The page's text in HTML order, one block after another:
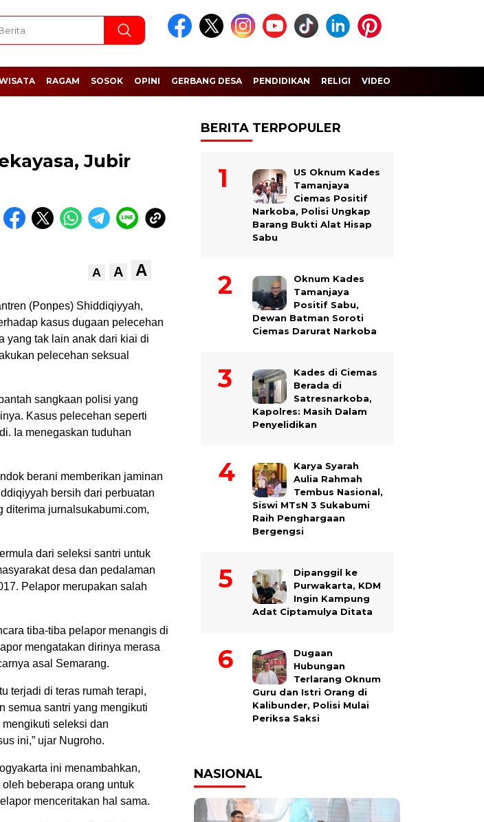
RAGAM SOSOK OPINI GERBANG DESA PENDIDIKAN RELIGI VIDEO
Jubir
A A A
(Ponpes) Shiddiqiyyah,
kasus dugaan pelecehan
yang tak lain anak dari kiai di
pelecehan seksual
sangkaan polisi yang
Kasus pelecehan seperti
Ia menegaskan tuduhan
berani memberikan jaminan
bersih dari perbuatan
diterima jurnalsukabumi.com,
dari seleksi santri untuk
desa dan pedalaman
Pelapor merupakan salah
tiba-tiba pelapor menangis di
mengatakan dirinya merasa
asal Semarang.
terjadi di teras rumah terapi,
semua santri yang mengikuti
seleksi dan
ini,” ujar Nugroho.
ini menambahkan,
beberapa orang untuk
menceritakan hal sama.
BERITA TERPOPULER
US Oknum Kades
Tamanjaya
Ciemas Positif
Narkoba, Polisi Ungkap
Barang Bukti Alat Hisap
Sabu
Oknum Kades
Tamanjaya
Positif Sabu,
Dewan Batman Soroti
Ciemas Darurat Narkoba
Kades di Ciemas
Berada di
Satresnarkoba,
Kapolres: Masih Dalam
Penyelidikan
Karya Syarah
Aulia Rahmah
Tembus Nasional,
Siswi MTsN 3 Sukabumi
Raih Penghargaan
Bergengsi
Dipanggil ke
Purwakarta, KDM
Ingin Kampung
Adat Ciptamulya Ditata
Dugaan
Hubungan
Terlarang Oknum
Guru dan Istri Orang di
Kalibunder, Polisi Mulai
Periksa Saksi
NASIONAL